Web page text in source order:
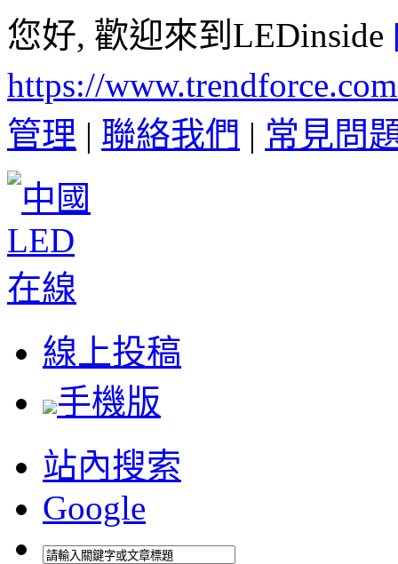
您好, 歡迎來到LEDinside
https://
管理 | 聯絡我們 | 常見問
線上投稿
手機版
站內搜索
Google